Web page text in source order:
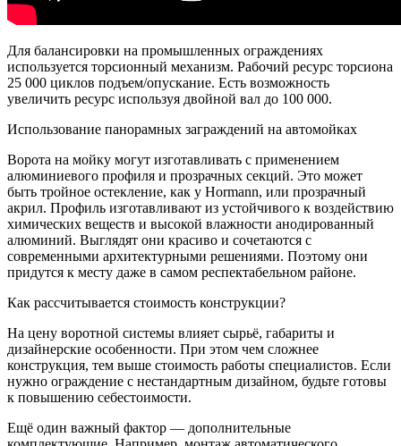
Для балансировки на промышленных ограждениях
используется торсионный механизм. Рабочий ресурс торсиона
25 000 циклов подъем/опускание. Есть возможность
увеличить ресурс используя двойной вал до 100 000.
Использование панорамных заграждений на автомойках
Ворота на мойку могут изготавливать с применением
алюминиевого профиля и прозрачных секций. Это может
быть тройное остекление, как у Hormann, или прозрачный
акрил. Профиль изготавливают из устойчивого к воздействию
химических веществ и высокой влажности анодированный
алюминий. Выглядят они красиво и сочетаются с
современными архитектурными решениями. Поэтому они
придутся к месту даже в самом респектабельном районе.
Как рассчитывается стоимость конструкции?
На цену воротной системы влияет сырьё, габариты и
дизайнерские особенности. При этом чем сложнее
конструкция, тем выше стоимость работы специалистов. Если
нужно ограждение с нестандартным дизайном, будьте готовы
к повышению себестоимости.
Ещё один важный фактор — дополнительные